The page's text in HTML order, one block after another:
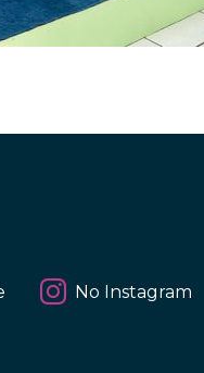
No Instagram